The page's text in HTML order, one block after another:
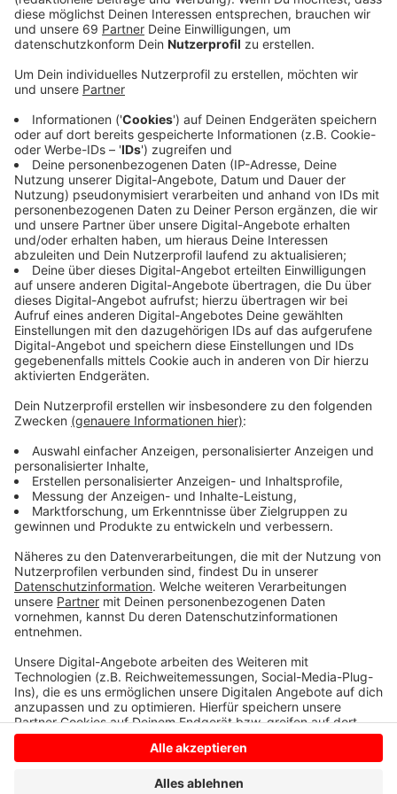
spielten in Höhe Oderstaße auf dem Fußweg am
Die andere rannte zu den angrenzenden Häusern, um
Hilfe zu holen. Danach sprang sie selbst in den Kanal,
um ihre Freundin zu retten. Die 24 Jahre alte
Anwohnerin sprang gleich hinterher und brachte die
Kinder sicher und unverletzt ans Ufer.
Anzeige
Als gegen 15:40 Uhr die alarmierte Polizei eintraf,
waren alle wieder sicher an Land. Die Polizisten
übergaben die Kinder dann ihren
Erziehungsberechtigten.
Anzeige
Der Vorfall hat sich bereits Mitte April
(12.04.) ereignet, die Polizei hat erst jetzt darüber
berichtet.
Anzeige
Anzeige